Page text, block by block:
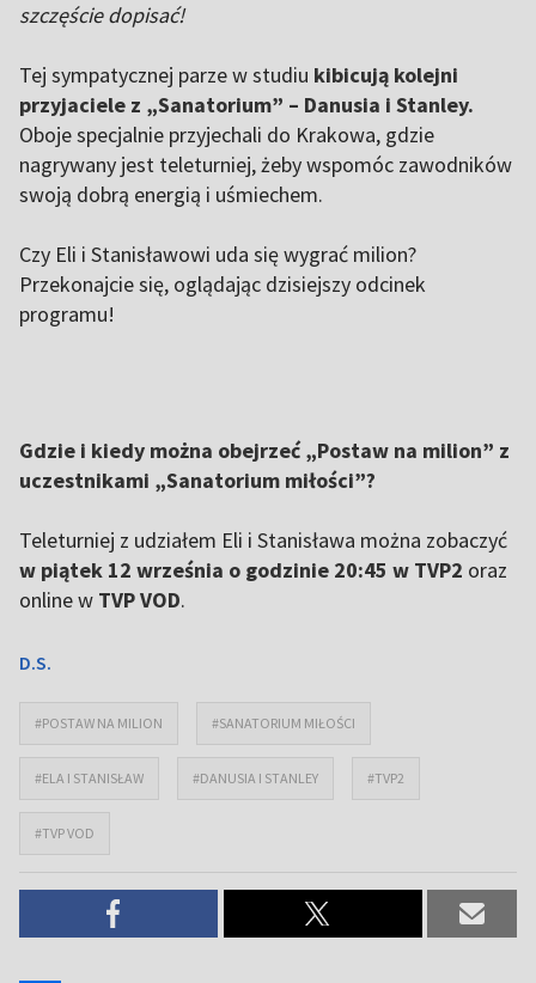
szczęście dopisać!
Tej sympatycznej parze w studiu kibicują kolejni
przyjaciele z „Sanatorium” – Danusia i Stanley.
Oboje specjalnie przyjechali do Krakowa, gdzie
nagrywany jest teleturniej, żeby wspomóc zawodników
swoją dobrą energią i uśmiechem.
Czy Eli i Stanisławowi uda się wygrać milion?
Przekonajcie się, oglądając dzisiejszy odcinek
programu!
Gdzie i kiedy można obejrzeć „Postaw na milion” z
uczestnikami „Sanatorium miłości”?
Teleturniej z udziałem Eli i Stanisława można zobaczyć
w piątek 12 września o godzinie 20:45 w TVP2 oraz
online w TVP VOD.
D.S.
#POSTAW NA MILION #SANATORIUM MIŁOŚCI
#ELA I STANISŁAW #DANUSIA I STANLEY #TVP2
#TVP VOD